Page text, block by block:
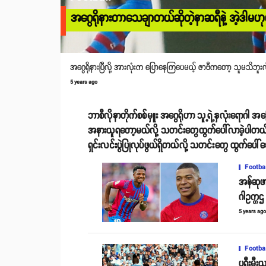
အဂွေရိုနားတာသေချာတယ်ဆိုတဲ့နာဆရီနဲ့ အဲ့ဒါမ
အဂွေရိုနားပြီလို့ အားလုံးက ပြောနေကြပေမယ့် ဇာဗီကတော့ သူမသိဘူးလို့
5 years ago
ဘာစီလိုနာတိုက်စစ်မှူး အဂွေရိုဟာ သူ့ရဲ့နှလုံးရောဂါ အ
အနားယူရတော့မယ်လို့ သတင်းတွေထွက်ပေါ်လာခဲ့ပါတ
ရှင်းလင်းပွဲပြုလုပ်ဖွယ်ရှိတယ်လို့ သတင်းတွေ ထွက်ပေါ်နေ
အန်ဆုဖ
ဂါဥက္ကဌ
5 years ago